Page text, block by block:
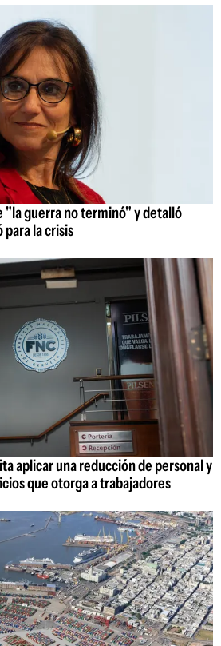
"la guerra no terminó" y detalló
para la crisis
aplicar una reducción de personal y
que otorga a trabajadores